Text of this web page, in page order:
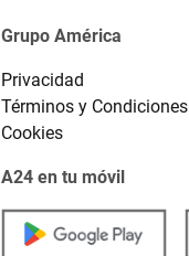
Grupo América
Privacidad
Términos y Condiciones
Cookies
A24 en tu móvil